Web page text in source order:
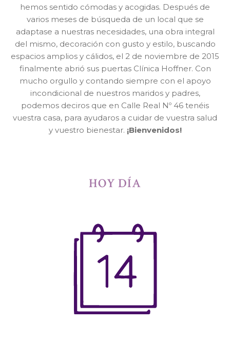
hemos sentido cómodas y acogidas. Después de
varios meses de búsqueda de un local que se
adaptase a nuestras necesidades, una obra integral
del mismo, decoración con gusto y estilo, buscando
espacios amplios y cálidos, el 2 de noviembre de 2015
finalmente abrió sus puertas Clínica Hoffner. Con
mucho orgullo y contando siempre con el apoyo
incondicional de nuestros maridos y padres,
podemos deciros que en Calle Real Nº 46 tenéis
vuestra casa, para ayudaros a cuidar de vuestra salud
y vuestro bienestar. ¡Bienvenidos!
HOY DÍA